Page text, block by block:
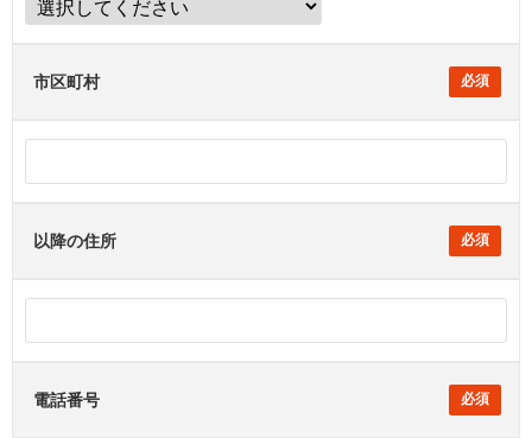
市区町村
以降の住所
電話番号